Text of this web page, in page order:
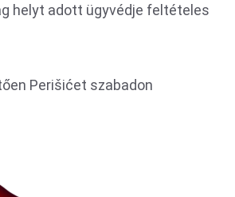
helyt adott ügyvédje feltételes
Perišićet szabadon